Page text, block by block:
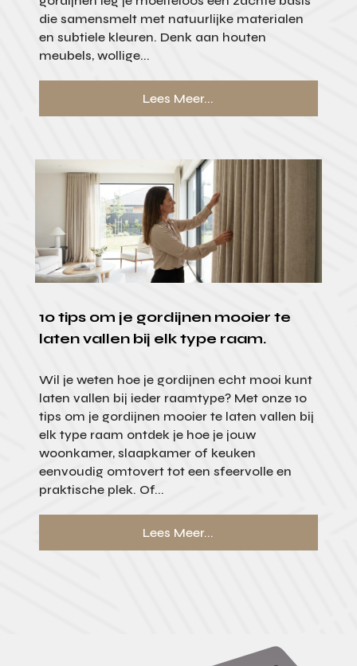
die samensmelt met natuurlijke materialen
en subtiele kleuren. Denk aan houten
meubels, wollige...
Lees Meer...
10 tips om je gordijnen mooier te
laten vallen bij elk type raam.
Wil je weten hoe je gordijnen echt mooi kunt
laten vallen bij ieder raamtype? Met onze 10
tips om je gordijnen mooier te laten vallen bij
elk type raam ontdek je hoe je jouw
woonkamer, slaapkamer of keuken
eenvoudig omtovert tot een sfeervolle en
praktische plek. Of...
Lees Meer...